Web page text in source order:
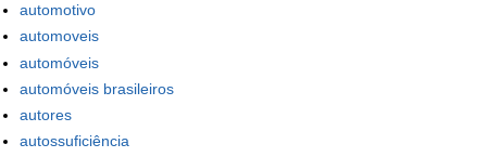
automotivo
automoveis
automóveis
automóveis brasileiros
autores
autossuficiência